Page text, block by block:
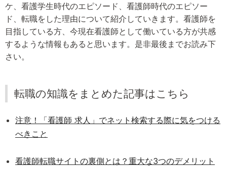
ケ、看護学生時代のエピソード、看護師時代のエピソー
ド、転職をした理由について紹介していきます。看護師を
目指している方、今現在看護師として働いている方が共感
するような情報もあると思います。是非最後までお読み下
さい。
転職の知識をまとめた記事はこちら
注意！「看護師 求人」でネット検索する際に気をつける
べきこと
看護師転職サイトの裏側とは？重大な3つのデメリット